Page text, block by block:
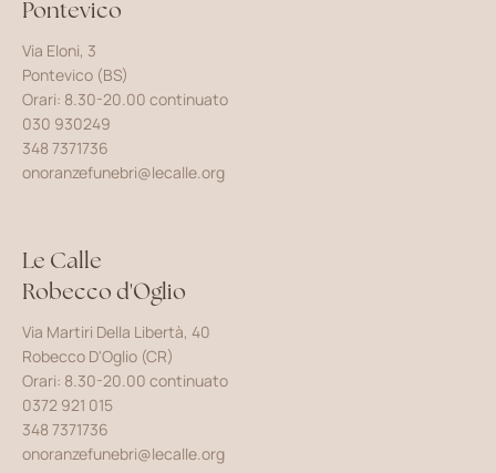
Pontevico
Via Eloni, 3
Pontevico (BS)
Orari: 8.30-20.00 continuato
030 930249
348 7371736
onoranzefunebri@lecalle.org
Le Calle
Robecco d'Oglio
Via Martiri Della Libertà, 40
Robecco D'Oglio (CR)
Orari: 8.30-20.00 continuato
0372 921 015
348 7371736
onoranzefunebri@lecalle.org